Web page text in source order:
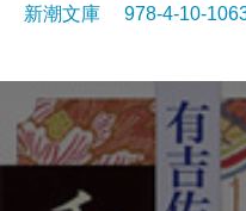
新潮文庫 978-4-10-